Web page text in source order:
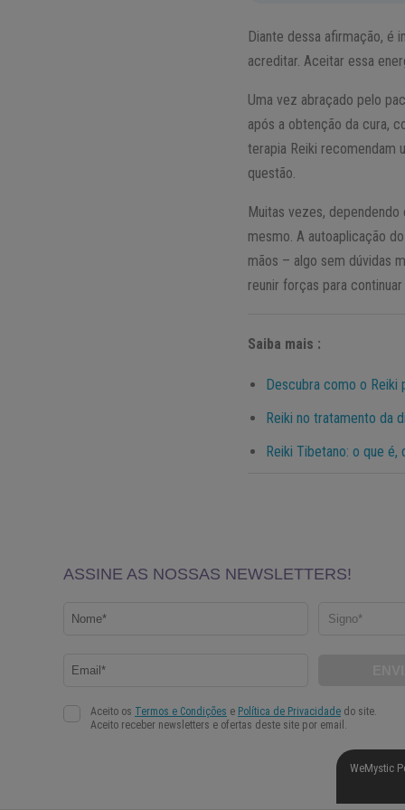
Diante dessa afirmação, é
acreditar. Aceitar essa
Uma vez abraçado pelo
após a obtenção da cura,
terapia Reiki recomendam
questão.
Muitas vezes,
mesmo. A autoaplicação
mãos – algo sem dúvidas
reunir forças para
Saiba mais :
Descubra como o Reiki
Reiki no tratamento da
Reiki Tibetano: o que
WeMystic